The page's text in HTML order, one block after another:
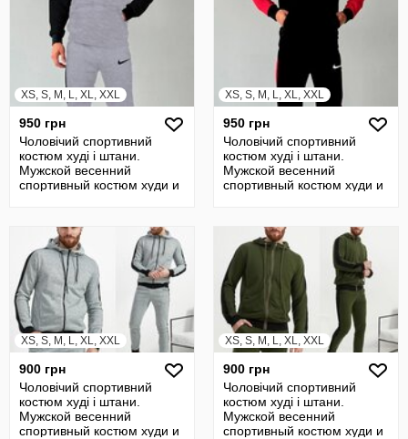
XS, S, M, L, XL, XXL
950 грн
Чоловічий спортивний
костюм худі і штани.
Мужской весенний
спортивный костюм худи и
XS, S, M, L, XL, XXL
950 грн
Чоловічий спортивний
костюм худі і штани.
Мужской весенний
спортивный костюм худи и
XS, S, M, L, XL, XXL
900 грн
Чоловічий спортивний
костюм худі і штани.
Мужской весенний
спортивный костюм худи и
XS, S, M, L, XL, XXL
900 грн
Чоловічий спортивний
костюм худі і штани.
Мужской весенний
спортивный костюм худи и